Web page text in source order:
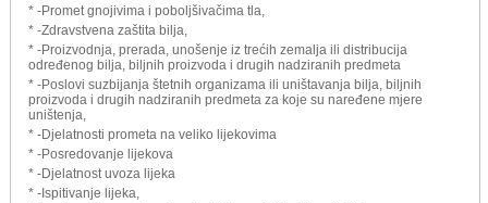
* -Promet gnojivima i poboljšivačima tla,
* -Zdravstvena zaštita bilja,
* -Proizvodnja, prerada, unošenje iz trećih zemalja ili distribucija
određenog bilja, biljnih proizvoda i drugih nadziranih predmeta
* -Poslovi suzbijanja štetnih organizama ili uništavanja bilja, biljnih
proizvoda i drugih nadziranih predmeta za koje su naređene mjere
uništenja,
* -Djelatnosti prometa na veliko lijekovima
* -Posredovanje lijekova
* -Djelatnost uvoza lijeka
* -Ispitivanje lijeka,